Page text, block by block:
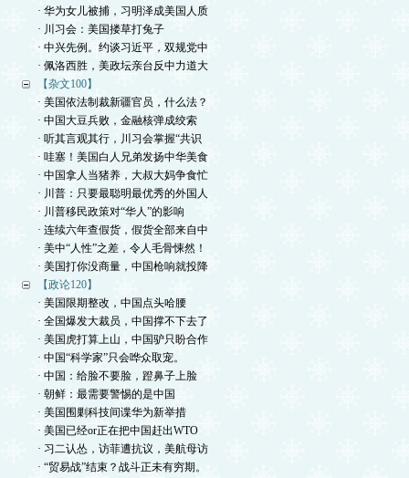
· 华为女儿被捕，习明泽成美国人质
· 川习会：美国搂草打兔子
· 中兴先例。约谈习近平，双规党中
· 佩洛西胜，美政坛亲台反中力道大
【杂文100】
· 美国依法制裁新疆官员，什么法？
· 中国大豆兵败，金融核弹成绞索
· 听其言观其行，川习会掌握“共识
· 哇塞！美国白人兄弟发扬中华美食
· 中国拿人当猪养，大叔大妈争食忙
· 川普：只要最聪明最优秀的外国人
· 川普移民政策对“华人”的影响
· 连续六年查假货，假货全部来自中
· 美中“人性”之差，令人毛骨悚然！
· 美国打你没商量，中国枪响就投降
【政论120】
· 美国限期整改，中国点头哈腰
· 全国爆发大裁员，中国撑不下去了
· 美国虎打算上山，中国驴只盼合作
· 中国“科学家”只会哗众取宠。
· 中国：给脸不要脸，蹬鼻子上脸
· 朝鲜：最需要警惕的是中国
· 美国围剿科技间谍华为新举措
· 美国已经or正在把中国赶出WTO
· 习二认怂，访菲遭抗议，美航母访
· “贸易战”结束？战斗正未有穷期。